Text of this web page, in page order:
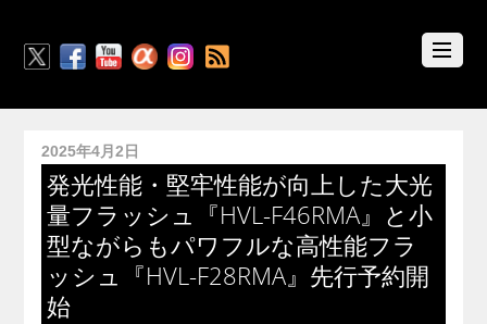
2025年4月2日
発光性能・堅牢性能が向上した大光
量フラッシュ『HVL-F46RMA』と小
型ながらもパワフルな高性能フラ
ッシュ『HVL-F28RMA』先行予約開
始